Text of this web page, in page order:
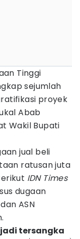
Tinggi
sejumlah
proyek
Abab
Wakil Bupati
jual beli
ratusan juta
IDN Times
dugaan
ASN
jadi tersangka